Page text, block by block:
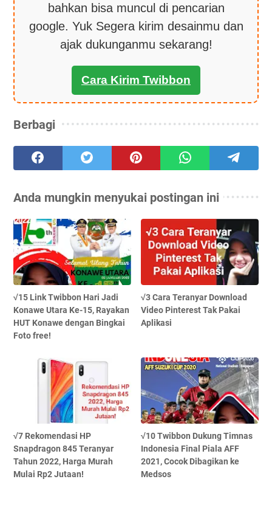
bahkan bisa muncul di pencarian
google. Yuk Segera kirim desainmu dan
ajak dukunganmu sekarang!
Cara Kirim Twibbon
Berbagi
Anda mungkin menyukai postingan ini
√15 Link Twibbon Hari Jadi
Konawe Utara Ke-15, Rayakan
HUT Konawe dengan Bingkai
Foto free!
√3 Cara Teranyar Download
Video Pinterest Tak Pakai
Aplikasi
√7 Rekomendasi HP
Snapdragon 845 Teranyar
Tahun 2022, Harga Murah
Mulai Rp2 Jutaan!
√10 Twibbon Dukung Timnas
Indonesia Final Piala AFF
2021, Cocok Dibagikan ke
Medsos